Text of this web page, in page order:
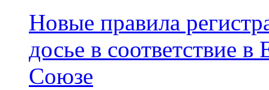
Новые правила
досье в соответствие
Союзе